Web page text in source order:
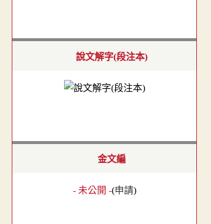
說文解字(段注本)
金文編
- 未公開 -(申請)